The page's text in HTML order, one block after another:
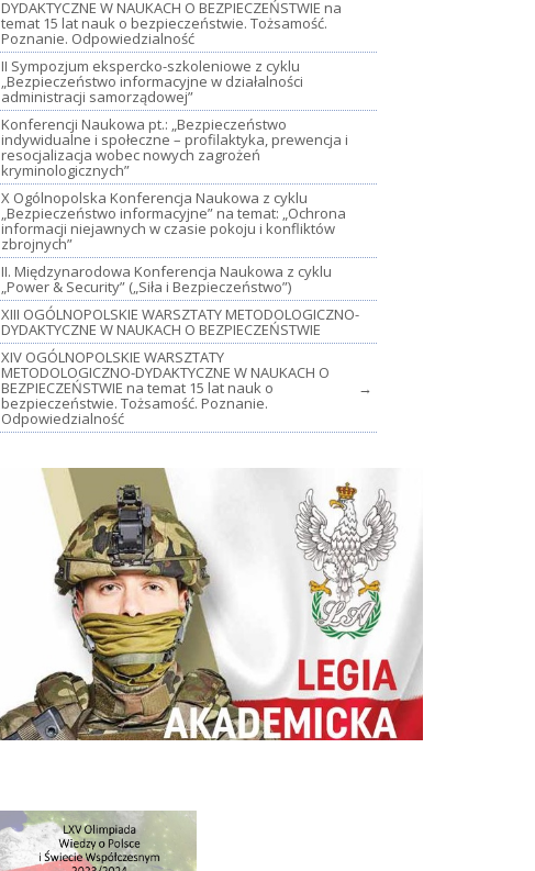
DYDAKTYCZNE W NAUKACH O BEZPIECZEŃSTWIE na
temat 15 lat nauk o bezpieczeństwie. Tożsamość.
Poznanie. Odpowiedzialność
II Sympozjum ekspercko-szkoleniowe z cyklu
„Bezpieczeństwo informacyjne w działalności
administracji samorządowej”
Konferencji Naukowa pt.: „Bezpieczeństwo
indywidualne i społeczne – profilaktyka, prewencja i
resocjalizacja wobec nowych zagrożeń
kryminologicznych”
X Ogólnopolska Konferencja Naukowa z cyklu
„Bezpieczeństwo informacyjne” na temat: „Ochrona
informacji niejawnych w czasie pokoju i konfliktów
zbrojnych”
II. Międzynarodowa Konferencja Naukowa z cyklu
„Power & Security” („Siła i Bezpieczeństwo”)
XIII OGÓLNOPOLSKIE WARSZTATY METODOLOGICZNO-
DYDAKTYCZNE W NAUKACH O BEZPIECZEŃSTWIE
XIV OGÓLNOPOLSKIE WARSZTATY
METODOLOGICZNO-DYDAKTYCZNE W NAUKACH O
BEZPIECZEŃSTWIE na temat 15 lat nauk o
bezpieczeństwie. Tożsamość. Poznanie.
Odpowiedzialność
→